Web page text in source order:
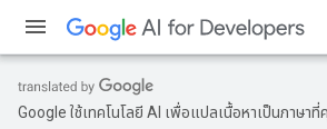
Google ใช้เทคโนโลยี AI เพื่อแปลเนื้อหาเป็นภาษา